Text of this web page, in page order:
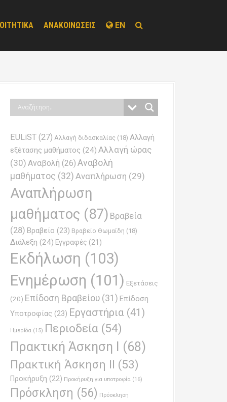
ΑΝΑΚΟΙΝΩΣΕΙΣ EN
EULiST (27) Αλλαγή διδασκαλίας (18) Αλλαγή
εξέτασης μαθήματος (24) Αλλαγή ώρας
(30) Αναβολή (26) Αναβολή
μαθήματος (32) Αναπλήρωση (29)
Αναπλήρωση
μαθήματος (87) Βραβεία
(28) Βραβείο (23) Βραβείο Θωμαϊδη (18)
Διάλεξη (24) Εγγραφές (21)
Εκδήλωση (103)
Ενημέρωση (101) Εξετάσεις
(20) Επίδοση Βραβείου (31) Επίδοση
Υποτροφίας (23) Εργαστήρια (41)
Ημερίδα (15) Περιοδεία (54)
Πρακτική Άσκηση Ι (68)
Πρακτική Άσκηση ΙΙ (53)
Προκήρυξη (22) Προκήρυξη για υποτροφία (16)
Πρόσκληση (56) Πρόσκληση